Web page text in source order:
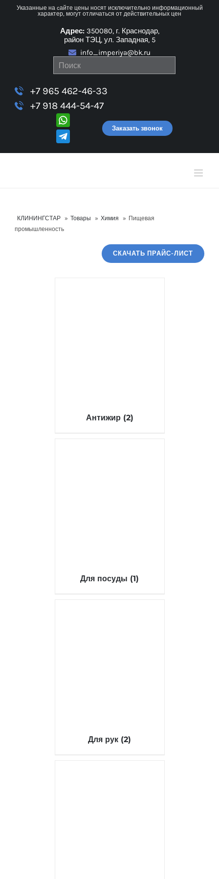
Указанные на cайте цены носят исключительно информационный
характер, могут отличаться от действительных цен
Адрес:350080, г. Краснодар,
район ТЭЦ, ул. Западная, 5
info_imperiya@bk.ru
+7 965 462-46-33
+7 918 444-54-47
Заказать звонок
КЛИНИНГСТАР » Товары » Химия » Пищевая
промышленность
СКАЧАТЬ ПРАЙС-ЛИСТ
Антижир (2)
Для посуды (1)
Для рук (2)